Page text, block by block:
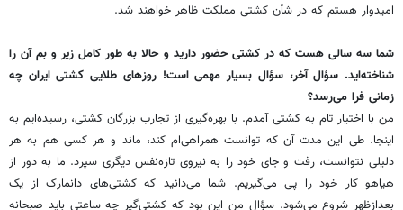
امیدوار هستم که در شأن کشتی مملکت ظاهر خواهند شد.
شما سه سالی هست که در کشتی حضور دارید و حالا به طور کامل زیر و بم آن را
شناخته‌اید. سؤال آخر، سؤال بسیار مهمی است! روزهای طلایی کشتی ایران چه
زمانی فرا می‌رسد؟
من با اختیار تام به کشتی آمدم. با بهره‌گیری از تجارب بزرگان کشتی، رسیده‌ایم به
اینجا. طی این مدت آن که توانست همراهی‌ام کند، ماند و هر کسی هم به هر
دلیلی نتوانست، رفت و جای خود را به نیروی تازه‌نفس دیگری سپرد. ما به دور از
هیاهو کار خود را پی‌ می‌گیریم. شما می‌دانید که کشتی‌های دانمارک از یک
بعدازظهر شروع می‌شود. سؤال من این بود که کشتی‌گیر چه ساعتی باید صبحانه